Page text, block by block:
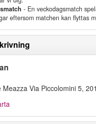
- En veckodagsmatch
eftersom matchen kan flyttas
Meazza Via Piccolomini 5,